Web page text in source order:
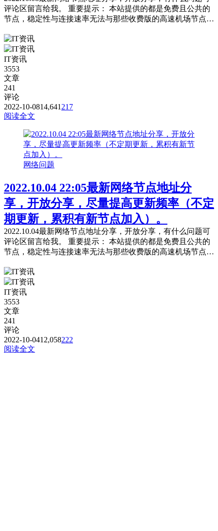
评论区留言给我。 重要提示： 本站提供的都是免费且公共的
节点，稳定性与连接速率无法与那些收费版的高速机场节点相
你自己的网络环境（本地连接当中的DNS，手动配置一下：4
个114，4个1，4.4.8.8，8.8.8.8或是其它公共的DNS。） 第
二：免费公共的节点，用的人太多，稳定性...
IT资讯
3553
文章
241
评论
2022-10-0814,641217
阅读全文
网络问题
2022.10.04 22:05最新网络节点地址分
享，开放分享，尽量提高更新频率（不定
期更新，累积有新节点加入）。
2022.10.04最新网络节点地址分享，开放分享，有什么问题可
评论区留言给我。 重要提示： 本站提供的都是免费且公共的
节点，稳定性与连接速率无法与那些收费版的高速机场节点相
你自己的网络环境（本地连接当中的DNS，手动配置一下：4
个114，4个1，4.4.8.8，8.8.8.8或是其它公共的DNS。） 第
二：免费公共的节点，用的人太多，稳定性...
IT资讯
3553
文章
241
评论
2022-10-0412,058222
阅读全文